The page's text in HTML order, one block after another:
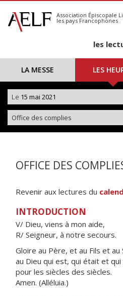
S'abonner
Calendrier
Association Épiscopale
les pays Francophones
les
LA MESSE LES
Le 15 mai 2021
Office des complies
OFFICE DES
Revenir aux lectures du
INTRODUCTION
V/ Dieu, viens à mon aide,
R/ Seigneur, à notre secours.
Gloire au Père, et au Fils et au
au Dieu qui est, qui était et qui
pour les siècles des siècles.
Amen. (Alléluia.)